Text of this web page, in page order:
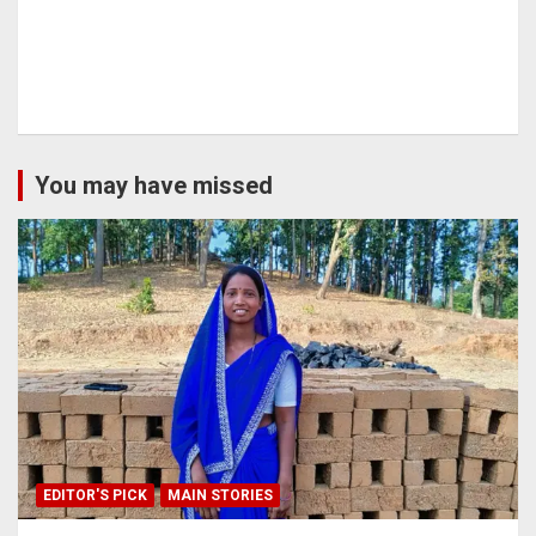
You may have missed
EDITOR'S PICK MAIN STORIES